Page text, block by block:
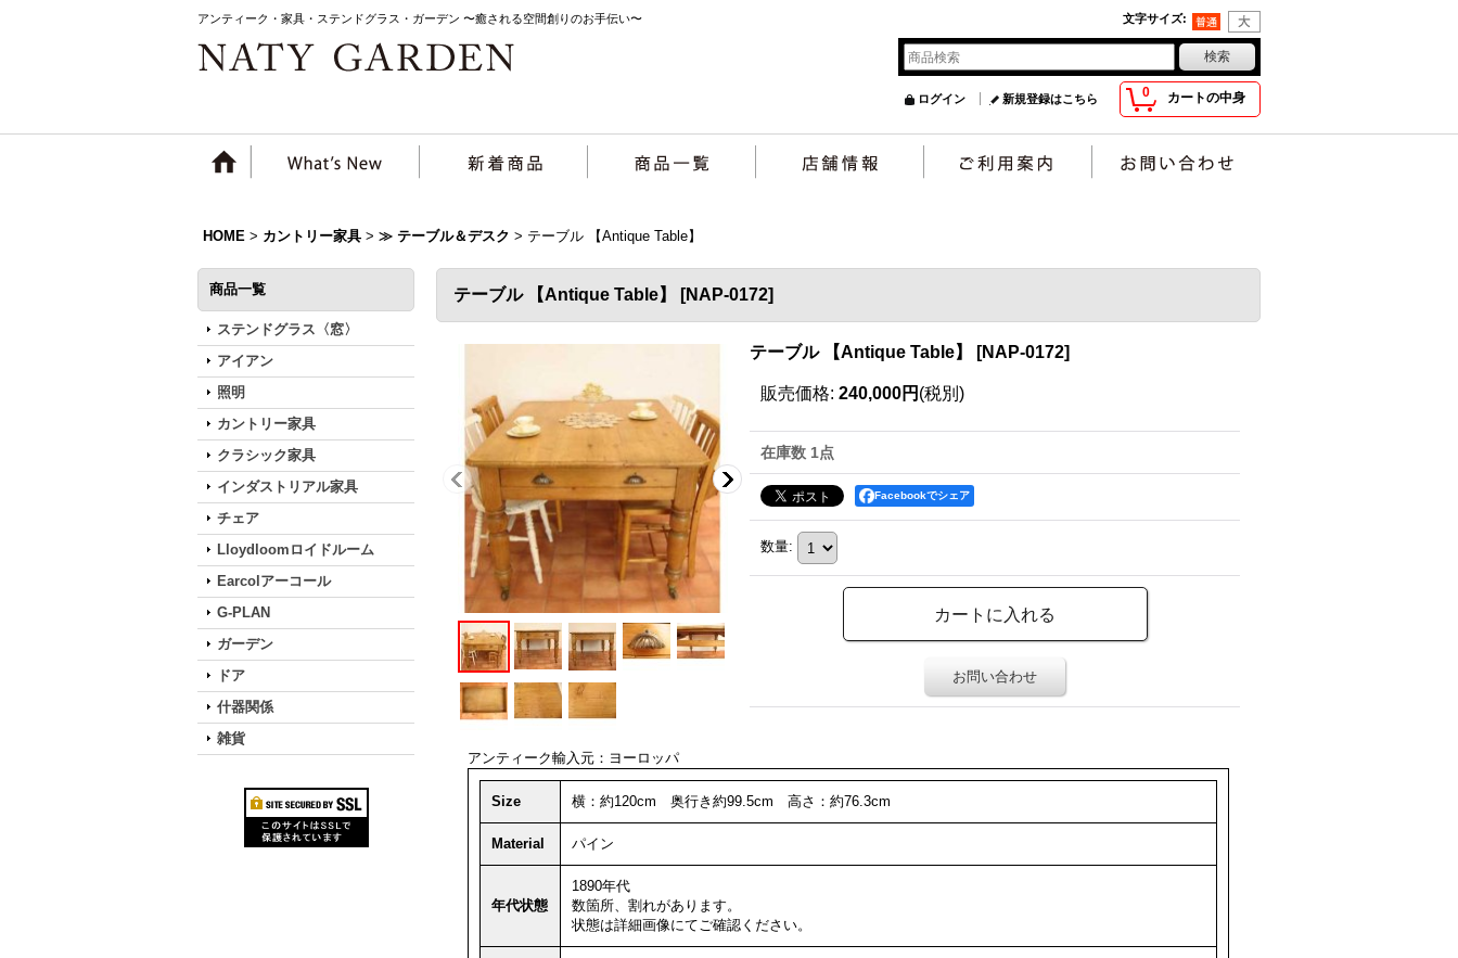
アンティーク・家具・ステンドグラス・ガーデン 〜癒される空間創りのお手伝い〜 文字サイズ:
0 カートの中身
ログイン 新規登録はこちら
HOME > カントリー家具 > ≫ テーブル＆デスク > テーブル 【Antique Table】
商品一覧
ステンドグラス〈窓〉
アイアン
照明
カントリー家具
クラシック家具
インダストリアル家具
チェア
Lloydloomロイドルーム
Earcolアーコール
G-PLAN
ガーデン
ドア
什器関係
雑貨
テーブル 【Antique Table】 [NAP-0172]
テーブル 【Antique Table】 [NAP-0172]
販売価格: 240,000円 (税別)
在庫数 1点
Facebookでシェア
数量:
お問い合わせ
アンティーク輸入元：ヨーロッパ
Size 横：約120cm 奥行き約99.5cm 高さ：約76.3cm
Material パイン
年代状態
1890年代
数箇所、割れがあります。
状態は詳細画像にてご確認ください。